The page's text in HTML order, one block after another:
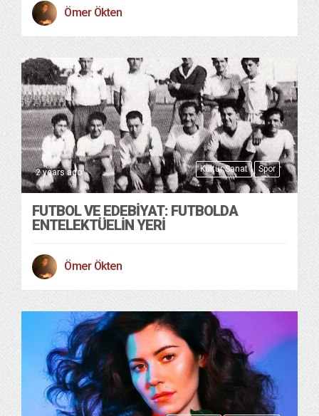
Ömer Ökten
Kültür Sanat Spor
2 years ago
FUTBOL VE EDEBIYAT: FUTBOLDA
ENTELEKTÜELIN YERI
Ömer Ökten